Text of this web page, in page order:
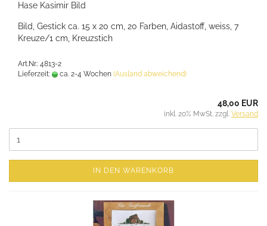
Hase Kasimir Bild
Bild, Gestick ca. 15 x 20 cm, 20 Farben, Aidastoff, weiss, 7
Kreuze/1 cm, Kreuzstich
Art.Nr.: 4813-2
Lieferzeit:
ca. 2-4 Wochen (Ausland abweichend)
48,00 EUR
inkl. 20% MwSt. zzgl. Versand
IN DEN WARENKORB